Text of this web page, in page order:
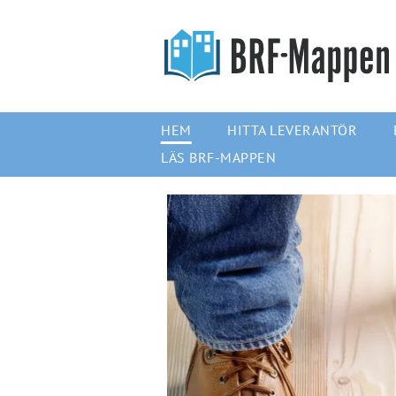
HEM HITTA LEVERANTÖR
LÄS BRF-MAPPEN